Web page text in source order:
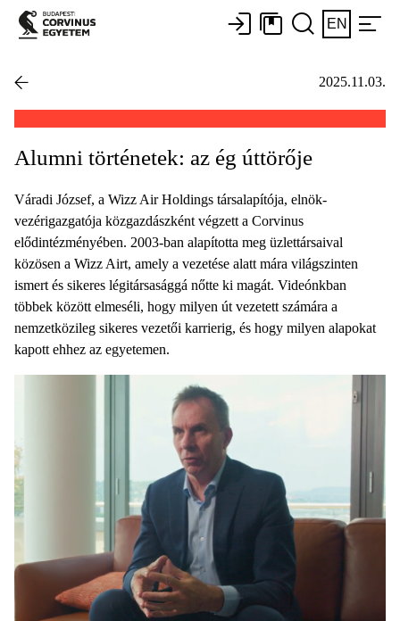
EN
2025.11.03.
Alumni történetek: az ég úttörője
Váradi József, a Wizz Air Holdings társalapítója, elnök-
vezérigazgatója közgazdászként végzett a Corvinus
elődintézményében. 2003-ban alapította meg üzlettársaival
közösen a Wizz Airt, amely a vezetése alatt mára világszinten
ismert és sikeres légitársasággá nőtte ki magát. Videónkban
többek között elmeséli, hogy milyen út vezetett számára a
nemzetközileg sikeres vezetői karrierig, és hogy milyen alapokat
kapott ehhez az egyetemen.